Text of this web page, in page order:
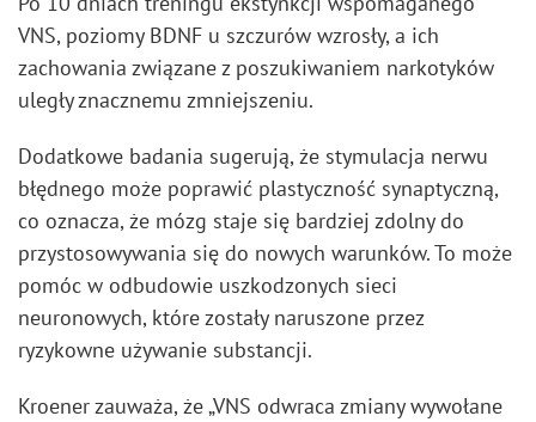
VNS, poziomy BDNF u szczurów wzrosły, a ich
zachowania związane z poszukiwaniem narkotyków
uległy znacznemu zmniejszeniu.
Dodatkowe badania sugerują, że stymulacja nerwu
błędnego może poprawić plastyczność synaptyczną,
co oznacza, że mózg staje się bardziej zdolny do
przystosowywania się do nowych warunków. To może
pomóc w odbudowie uszkodzonych sieci
neuronowych, które zostały naruszone przez
ryzykowne używanie substancji.
Kroener zauważa, że „VNS odwraca zmiany wywołane